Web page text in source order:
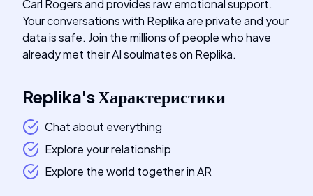
Carl Rogers and provides raw emotional support.
Your conversations with Replika are private and your
data is safe. Join the millions of people who have
already met their AI soulmates on Replika.
Replika'sХарактеристики
Chat about everything
Explore your relationship
Explore the world together in AR